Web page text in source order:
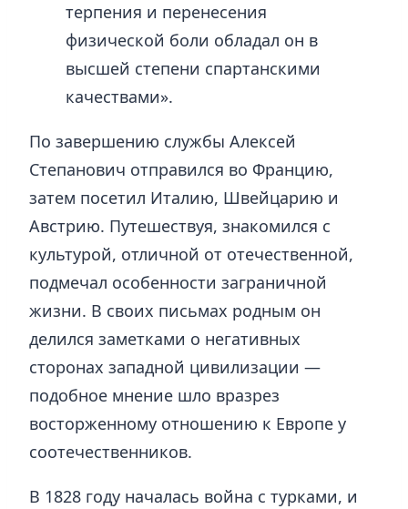
терпения и перенесения
физической боли обладал он в
высшей степени спартанскими
качествами».
По завершению службы Алексей
Степанович отправился во Францию,
затем посетил Италию, Швейцарию и
Австрию. Путешествуя, знакомился с
культурой, отличной от отечественной,
подмечал особенности заграничной
жизни. В своих письмах родным он
делился заметками о негативных
сторонах западной цивилизации —
подобное мнение шло вразрез
восторженному отношению к Европе у
соотечественников.
В 1828 году началась война с турками, и